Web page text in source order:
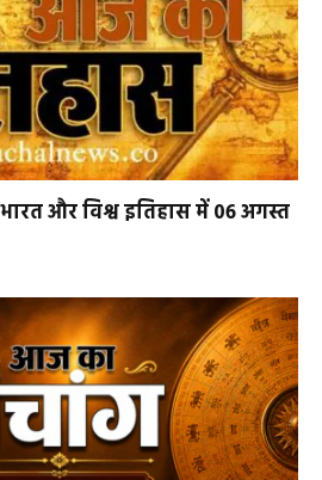
भारत और विश्व इतिहास में 06 अगस्त